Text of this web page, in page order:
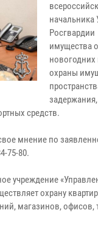
начальника
имущества
охраны
средств.
мнение по
75-80.
учреждение
охрану
магазинов, офисов,